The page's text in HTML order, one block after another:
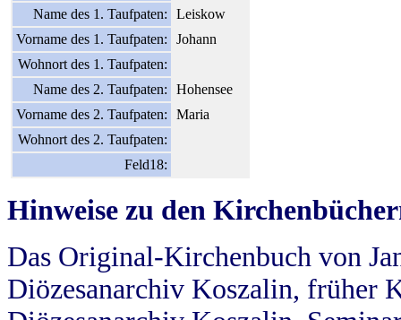
Name des 1. Taufpaten:
Leiskow
Vorname des 1. Taufpaten:
Johann
Wohnort des 1. Taufpaten:
Name des 2. Taufpaten:
Hohensee
Vorname des 2. Taufpaten:
Maria
Wohnort des 2. Taufpaten:
Feld18:
Hinweise zu den
Das Original-Kirchenbuch von
Diözesanarchiv Koszalin, früher